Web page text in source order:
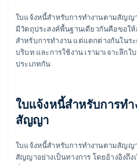
ใบแจ้งหนี้สำหรับการทำงานตามสัญญ
มีวัตถุประสงค์พื้นฐานเดียวกันคือขอให้
สำหรับการทำงาน แต่แตกต่างกันในร
บริบท และการใช้งาน เรามาเจาะลึก
ประเภทกัน
ใบแจ้งหนี้สำหรับการท
สัญญา
ใบแจ้งหนี้สำหรับการทำงานตามสัญญ
สัญญาอย่างเป็นทางการ โดยอ้างอิงถึง